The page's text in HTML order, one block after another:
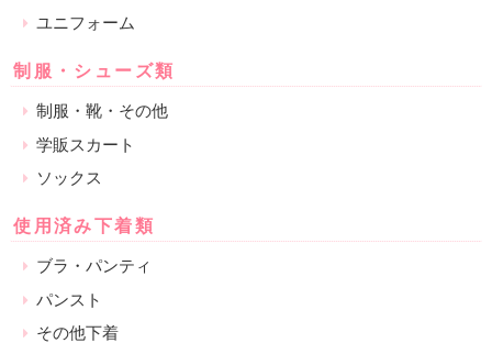
ユニフォーム
制服・シューズ類
制服・靴・その他
学販スカート
ソックス
使用済み下着類
ブラ・パンティ
パンスト
その他下着